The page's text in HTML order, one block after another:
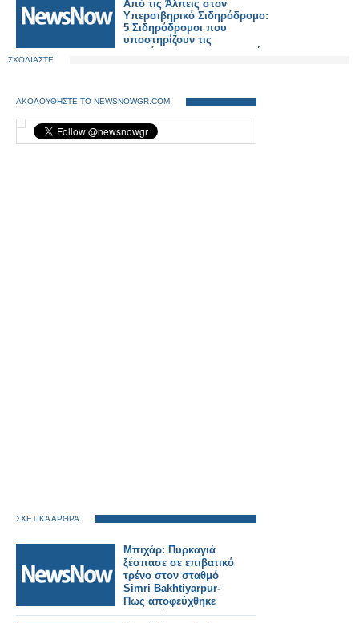
Από τις Άλπεις στον
Υπερσιβηρικό Σιδηρόδρομο:
5 Σιδηρόδρομοι που
υποστηρίζουν τις
παγκόσμιες εμπορευματικές
ΣΧΟΛΙΑΣΤΕ
ΑΚΟΛΟΥΘΗΣΤΕ ΤΟ NEWSNOWGR.COM
ΣΧΕΤΙΚΑ ΑΡΘΡΑ
Μπιχάρ: Πυρκαγιά
ξέσπασε σε επιβατικό
τρένο στον σταθμό
Simri Bakhtiyarpur-
Πως αποφεύχθηκε
τραγωδία.